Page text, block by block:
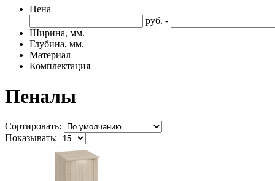
Цена
руб. -
Ширина, мм.
Глубина, мм.
Материал
Комплектация
Пеналы
Сортировать:
Показывать: